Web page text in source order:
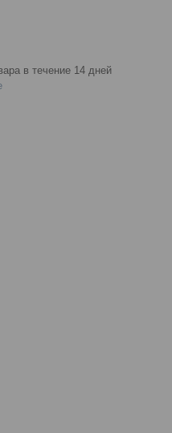
в течение 14 дней